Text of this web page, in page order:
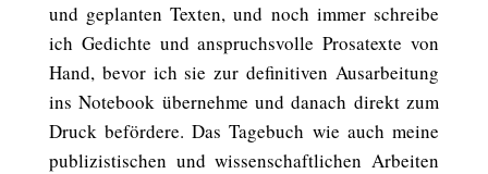
und geplanten Texten, und noch immer schreibe
ich Gedichte und anspruchsvolle Prosatexte von
Hand, bevor ich sie zur definitiven Ausarbeitung
ins Notebook übernehme und danach direkt zum
Druck befördere. Das Tagebuch wie auch meine
publizistischen und wissenschaftlichen Arbeiten